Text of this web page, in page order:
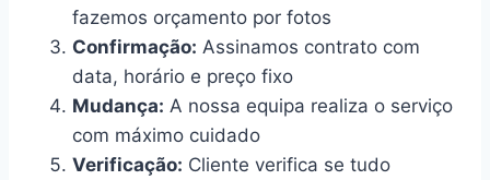
fazemos orçamento por fotos
Confirmação: Assinamos contrato com
data, horário e preço fixo
Mudança: A nossa equipa realiza o serviço
com máximo cuidado
Verificação: Cliente verifica se tudo